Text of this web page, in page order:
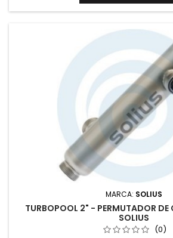
MARCA: SOLIUS
TURBOPOOL 2" - PERMUTADOR
SOLIUS
(0)